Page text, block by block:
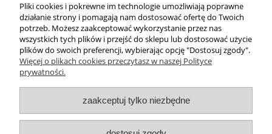
Moje konto
Płatności i dostawa
O nas
Pliki cookies i pokrewne im technologie umożliwiają poprawne
działanie strony i pomagają nam dostosować ofertę do Twoich
potrzeb. Możesz zaakceptować wykorzystanie przez nas
wszystkich tych plików i przejść do sklepu lub dostosować użycie
plików do swoich preferencji, wybierając opcję "Dostosuj zgody".
Więcej o plikach cookies przeczytasz w naszej Polityce
prywatności.
zaakceptuj tylko niezbędne